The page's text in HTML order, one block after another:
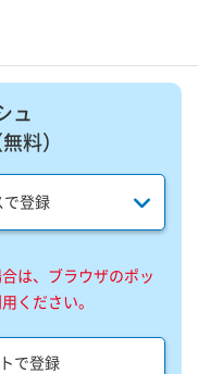
ュ
料）​
で登録
は、ブラウザのポッ
ください。
で登録